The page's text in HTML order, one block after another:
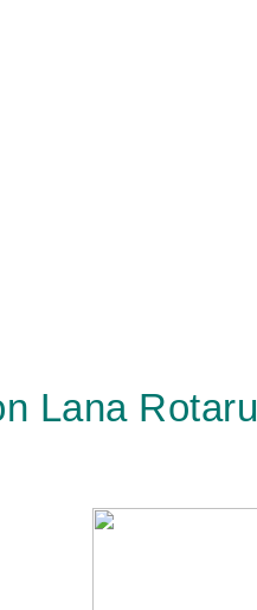
Lana Rotaru